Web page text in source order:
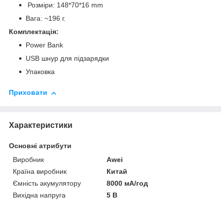
Розміри: 148*70*16 mm
Вага: ~196 г.
Комплектація:
Power Bank
USB шнур для підзарядки
Упаковка
Приховати
Характеристики
Основні атрибути
Виробник
Awei
Країна виробник
Китай
Ємність акумулятору
8000 мА/год
Вихідна напруга
5 В